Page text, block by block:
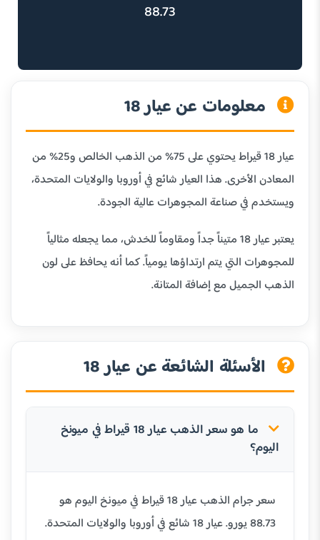
88.73
معلومات عن عيار 18
عيار 18 قيراط يحتوي على 75% من الذهب الخالص و25% من
المعادن الأخرى. هذا العيار شائع في أوروبا والولايات المتحدة،
ويستخدم في صناعة المجوهرات عالية الجودة.
يعتبر عيار 18 متيناً جداً ومقاوماً للخدش، مما يجعله مثالياً
للمجوهرات التي يتم ارتداؤها يومياً. كما أنه يحافظ على لون
الذهب الجميل مع إضافة المتانة.
الأسئلة الشائعة عن عيار 18
ما هو سعر الذهب عيار 18 قيراط في ميونخ
اليوم؟
سعر جرام الذهب عيار 18 قيراط في ميونخ اليوم هو
88.73 يورو. عيار 18 شائع في أوروبا والولايات المتحدة.